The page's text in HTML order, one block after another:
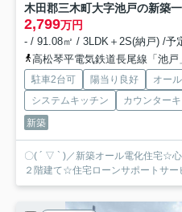
木田郡三木町大字池戸の新築
2,799万円
- / 91.08㎡ / 3LDK＋2S(納戸) /予
高松琴平電気鉄道長尾線「池
駐車2台可 陽当り良好 オー
システムキッチン
カウンター
新築
〇( ´ ▽ ` )／新築オール電化住宅☆
２階建て☆住宅ローンサポートサー